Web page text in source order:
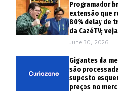
Programador
extensão que
80% delay de
da CazéTV;
June 30, 2026
Gigantes da
são
suposto
preços no